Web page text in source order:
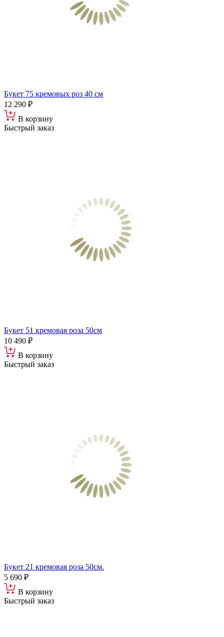
Букет 75 кремовых роз 40 см
12 290 ₽
В корзину
Быстрый заказ
Букет 51 кремовая роза 50см
10 490 ₽
В корзину
Быстрый заказ
Букет 21 кремовая роза 50см.
5 690 ₽
В корзину
Быстрый заказ